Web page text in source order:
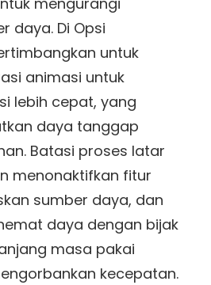
daya. Di Opsi
untuk
animasi untuk
lebih cepat, yang
daya tanggap
Batasi proses latar
menonaktifkan fitur
sumber daya, dan
daya dengan bijak
masa pakai
kecepatan.